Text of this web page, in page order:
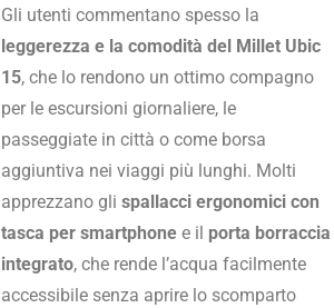
Gli utenti commentano spesso la
leggerezza e la comodità del Millet Ubic
15, che lo rendono un ottimo compagno
per le escursioni giornaliere, le
passeggiate in città o come borsa
aggiuntiva nei viaggi più lunghi. Molti
apprezzano glispallacci ergonomici con
tasca per smartphone e il porta borraccia
integrato, che rende l’acqua facilmente
accessibile senza aprire lo scomparto